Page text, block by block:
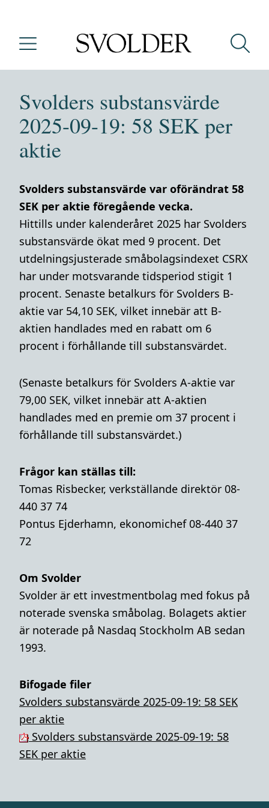
Svolders substansvärde
2025-09-19: 58 SEK per
aktie
Svolders substansvärde var oförändrat 58
SEK per aktie föregående vecka.
Hittills under kalenderåret 2025 har Svolders
substansvärde ökat med 9 procent. Det
utdelningsjusterade småbolagsindexet CSRX
har under motsvarande tidsperiod stigit 1
procent. Senaste betalkurs för Svolders B-
aktie var 54,10 SEK, vilket innebär att B-
aktien handlades med en rabatt om 6
procent i förhållande till substansvärdet.
(Senaste betalkurs för Svolders A-aktie var
79,00 SEK, vilket innebär att A-aktien
handlades med en premie om 37 procent i
förhållande till substansvärdet.)
Frågor kan ställas till:
Tomas Risbecker, verkställande direktör 08-
440 37 74
Pontus Ejderhamn, ekonomichef 08-440 37
72
Om Svolder
Svolder är ett investmentbolag med fokus på
noterade svenska småbolag. Bolagets aktier
är noterade på Nasdaq Stockholm AB sedan
1993.
Bifogade filer
Svolders substansvärde 2025-09-19: 58 SEK
per aktie
Svolders substansvärde 2025-09-19: 58
SEK per aktie